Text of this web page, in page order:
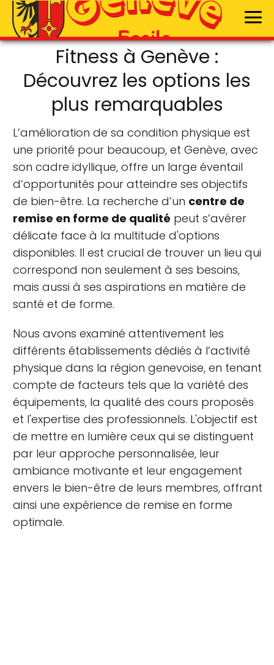
Fitness à Genève :
Découvrez les options les
plus remarquables
L’amélioration de sa condition physique est
une priorité pour beaucoup, et Genève, avec
son cadre idyllique, offre un large éventail
d’opportunités pour atteindre ses objectifs
de bien-être. La recherche d’un centre de
remise en forme de qualité peut s’avérer
délicate face à la multitude d'options
disponibles. Il est crucial de trouver un lieu qui
correspond non seulement à ses besoins,
mais aussi à ses aspirations en matière de
santé et de forme.
Nous avons examiné attentivement les
différents établissements dédiés à l’activité
physique dans la région genevoise, en tenant
compte de facteurs tels que la variété des
équipements, la qualité des cours proposés
et l'expertise des professionnels. L'objectif est
de mettre en lumière ceux qui se distinguent
par leur approche personnalisée, leur
ambiance motivante et leur engagement
envers le bien-être de leurs membres, offrant
ainsi une expérience de remise en forme
optimale.